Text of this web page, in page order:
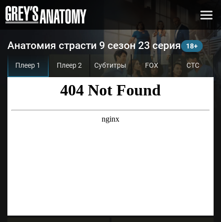
Анатомия страсти 9 сезон 23 серия
Плеер 1 Плеер 2 Субтитры FOX СТС